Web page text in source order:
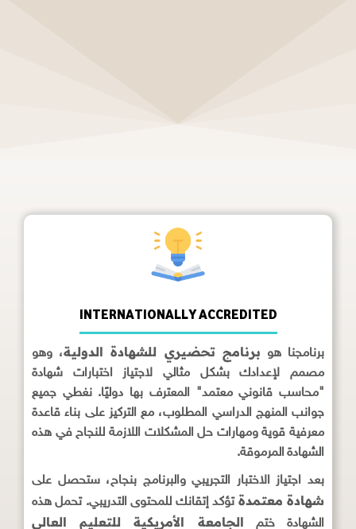
INTERNATIONALLY ACCREDITED
برنامجنا هو برنامج تحضيري للشهادة الدولية، وهو
مصمم لإعدادك بشكل مثالي لاجتياز اختبارات شهادة
"محاسب قانوني معتمد" المعترف بها دوليًا. نغطي جميع
جوانب المنهج الدراسي المطلوب، مع التركيز على بناء قاعدة
معرفية قوية ومهارات حل المشكلات اللازمة للنجاح في هذه
الشهادة المرموقة.
بعد اجتياز الاختبار التجريبي والبرنامج بنجاح، ستحصل على
شهادة معتمدة تؤكد إتقانك للمحتوى التدريبي. تحمل هذه
الشهادة ختم الجامعة الأمريكية للتعليم العالي